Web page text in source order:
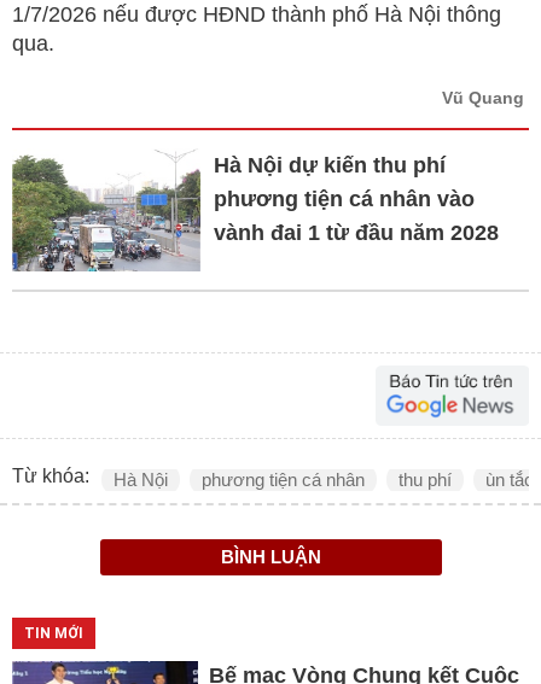
1/7/2026 nếu được HĐND thành phố Hà Nội thông
qua.
Vũ Quang
Hà Nội dự kiến thu phí
phương tiện cá nhân vào
vành đai 1 từ đầu năm 2028
Từ khóa: Hà Nội phương tiện cá nhân thu phí ùn tắc
BÌNH LUẬN
TIN MỚI
Bế mạc Vòng Chung kết Cuộc